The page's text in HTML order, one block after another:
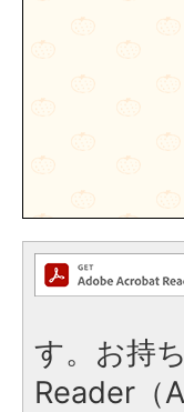
す。お持
Reader（